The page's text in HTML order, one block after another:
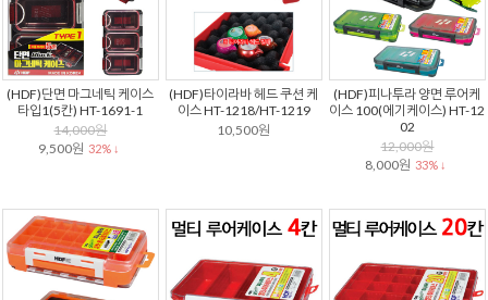
(HDF)단면 마그네틱 케이스
타입1(5칸) HT-1691-1
14,000원
9,500원 32% ↓
(HDF)타이라바 헤드 쿠션 케
이스 HT-1218/HT-1219
10,500원
(HDF)피나투라 양면 루어케
이스 100(에기케이스) HT-12
02
12,000원
8,000원 33% ↓